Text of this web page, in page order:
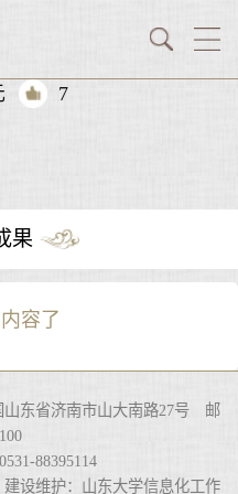
7
果
容了
东省济南市山大南路27号 邮
88395114
设维护：山东大学信息化工作